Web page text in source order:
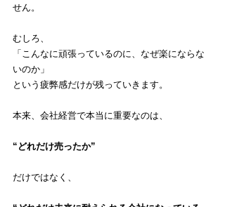
せん。
むしろ、
「こんなに頑張っているのに、なぜ楽にならな
いのか」
という疲弊感だけが残っていきます。
本来、会社経営で本当に重要なのは、
“どれだけ売ったか”
だけではなく、